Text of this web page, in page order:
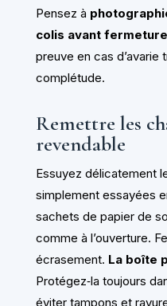
Pensez à
colis avant fermeture
preuve en cas d’avarie
complétude.
Remettre les
revendable
Essuyez délicatement
simplement essayées
sachets de papier de
comme à l’ouverture.
écrasement. La boîte
Protégez‑la toujours
éviter tampons et